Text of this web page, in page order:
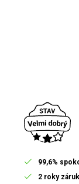
99,6%
2 roky